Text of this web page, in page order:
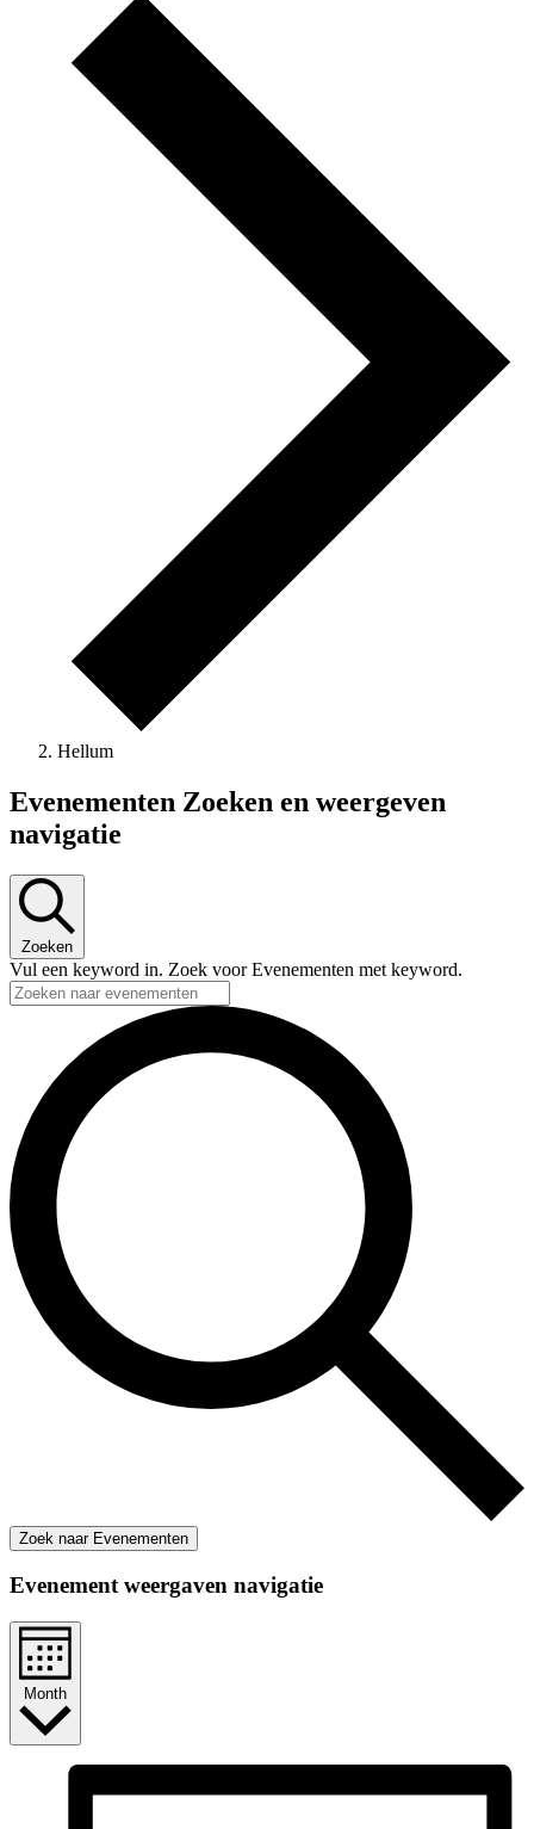
Hellum
Evenementen Zoeken en weergeven
navigatie
Zoeken
Vul een keyword in. Zoek voor Evenementen met keyword.
Zoek naar Evenementen
Evenement weergaven navigatie
Month